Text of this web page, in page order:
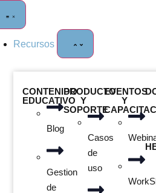
Recursos
CONTENIDO
EDUCATIVO
Blog
Gestion
de
PRODUCTO
Y
SOPORTE
Casos
de
uso
EVENTOS
Y